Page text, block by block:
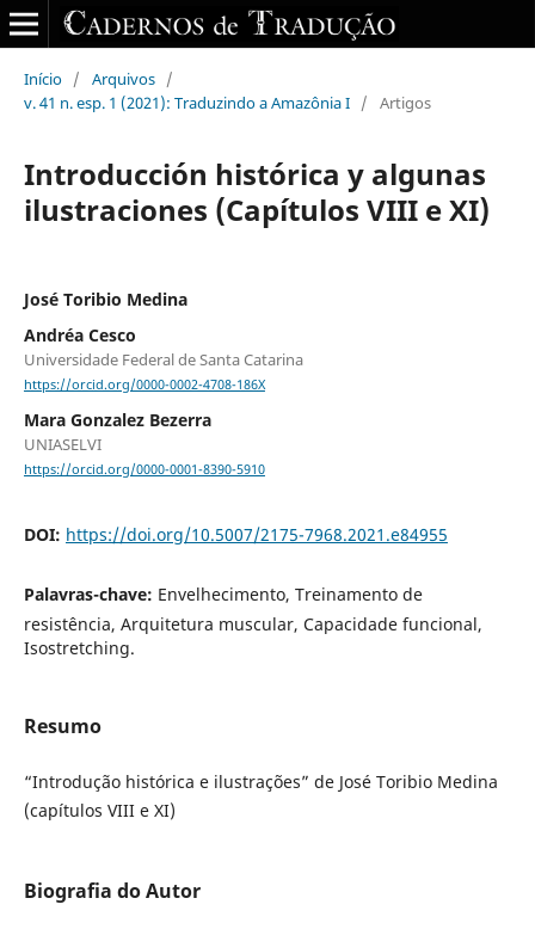
Início / Arquivos /
v. 41 n. esp. 1 (2021): Traduzindo a Amazônia I / Artigos
Introducción histórica y algunas
ilustraciones (Capítulos VIII e XI)
José Toribio Medina
Andréa Cesco
Universidade Federal de Santa Catarina
https://orcid.org/0000-0002-4708-186X
Mara Gonzalez Bezerra
UNIASELVI
https://orcid.org/0000-0001-8390-5910
DOI: https://doi.org/10.5007/2175-7968.2021.e84955
Palavras-chave: Envelhecimento, Treinamento de
resistência, Arquitetura muscular, Capacidade funcional,
Isostretching.
Resumo
“Introdução histórica e ilustrações” de José Toribio Medina
(capítulos VIII e XI)
Biografia do Autor